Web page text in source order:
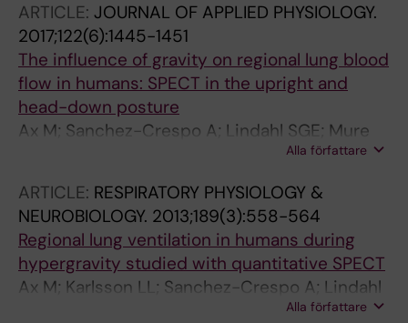
ARTICLE: JOURNAL OF APPLIED PHYSIOLOGY.
2017;122(6):1445-1451
The influence of gravity on regional lung blood
flow in humans: SPECT in the upright and
head-down posture
Ax M; Sanchez-Crespo A; Lindahl SGE; Mure
Alla författare
ARTICLE: RESPIRATORY PHYSIOLOGY &
NEUROBIOLOGY. 2013;189(3):558-564
Regional lung ventilation in humans during
hypergravity studied with quantitative SPECT
Ax M; Karlsson LL; Sanchez-Crespo A; Lindahl
SGE; Linnarsson D; Mure M; Petersson J
Alla författare